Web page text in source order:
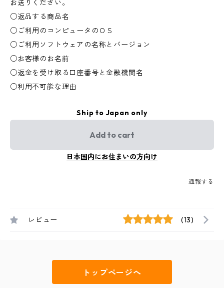
お送りください。
○返品する商品名
○ご利用のコンピュータのＯＳ
○ご利用ソフトウェアの名称とバージョン
○お客様のお名前
○返金を受け取る口座番号と金融機関名
○利用不可能な理由
Ship to Japan only
Add to cart
日本国内にお住まいの方向け
通報する
レビュー (13)
トップページへ